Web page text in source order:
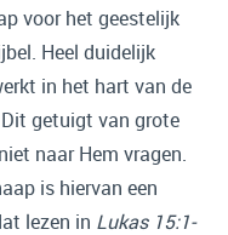
voor het geestelijk
Heel duidelijk
in het hart van de
getuigt van grote
naar Hem vragen.
is hiervan een
lezen in Lukas 15:1-